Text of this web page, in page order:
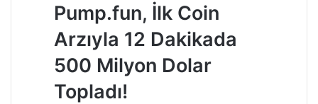
Pump.fun, İlk Coin
Arzıyla 12 Dakikada
500 Milyon Dolar
Topladı!